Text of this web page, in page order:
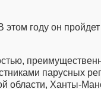
году он
парусных
области, Ханты-